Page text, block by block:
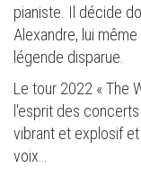
pianiste. Il décide
Alexandre, lui
légende disparue.
Le tour 2022 « The
l'esprit des
vibrant et explosif
voix…